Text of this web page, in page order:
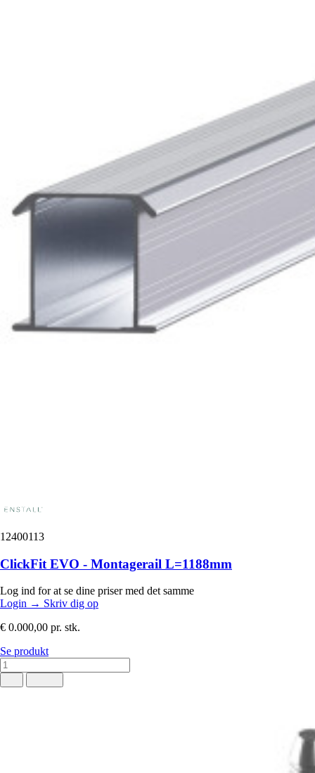
12400113
ClickFit EVO - Montagerail L=1188mm
Log ind for at se dine priser med det samme
Login → Skriv dig op
€ 0.000,00 pr. stk.
Se produkt